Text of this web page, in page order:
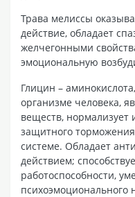
Трава мелиссы
действие, обладает
желчегонными
эмоциональную
Глицин –
организме человека,
веществ, нормализует
защитного
системе. Обладает
действием;
работоспособности,
психоэмоционального